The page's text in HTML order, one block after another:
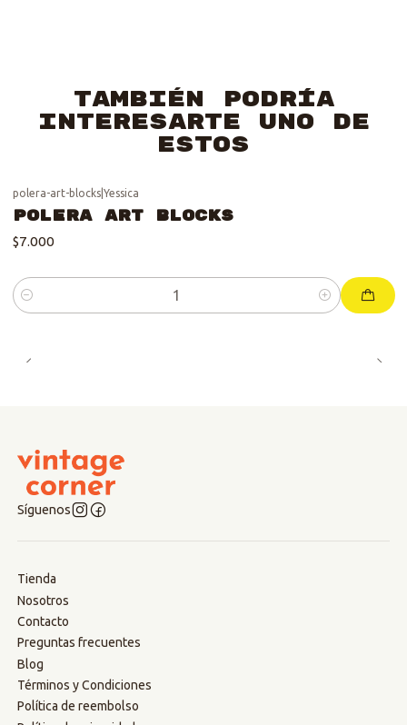
También podría
interesarte uno de
estos
polera-art-blocks| Yessica
Polera Art Blocks
$7.000
Cantidad
Síguenos
Tienda
Nosotros
Contacto
Preguntas frecuentes
Blog
Términos y Condiciones
Política de reembolso